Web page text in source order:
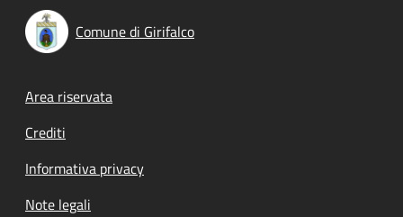
Comune di Girifalco
Footer menu
Area riservata
Crediti
Informativa privacy
Note legali